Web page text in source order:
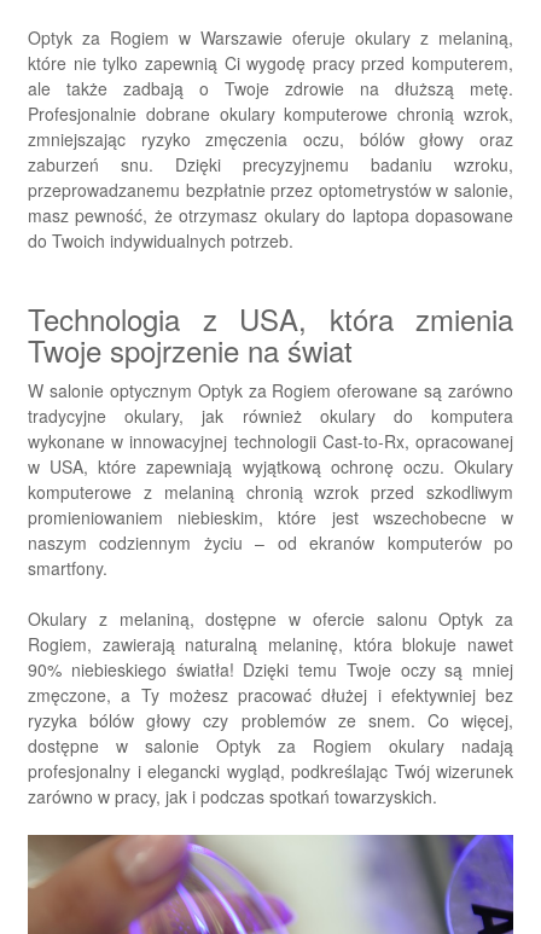
Optyk za Rogiem w Warszawie oferuje okulary z melaniną,
które nie tylko zapewnią Ci wygodę pracy przed komputerem,
ale także zadbają o Twoje zdrowie na dłuższą metę.
Profesjonalnie dobrane okulary komputerowe chronią wzrok,
zmniejszając ryzyko zmęczenia oczu, bólów głowy oraz
zaburzeń snu. Dzięki precyzyjnemu badaniu wzroku,
przeprowadzanemu bezpłatnie przez optometrystów w salonie,
masz pewność, że otrzymasz okulary do laptopa dopasowane
do Twoich indywidualnych potrzeb.
Technologia z USA, która zmienia
Twoje spojrzenie na świat
W salonie optycznym Optyk za Rogiem oferowane są zarówno
tradycyjne okulary, jak również okulary do komputera
wykonane w innowacyjnej technologii Cast-to-Rx, opracowanej
w USA, które zapewniają wyjątkową ochronę oczu. Okulary
komputerowe z melaniną chronią wzrok przed szkodliwym
promieniowaniem niebieskim, które jest wszechobecne w
naszym codziennym życiu – od ekranów komputerów po
smartfony.
Okulary z melaniną, dostępne w ofercie salonu Optyk za
Rogiem, zawierają naturalną melaninę, która blokuje nawet
90% niebieskiego światła! Dzięki temu Twoje oczy są mniej
zmęczone, a Ty możesz pracować dłużej i efektywniej bez
ryzyka bólów głowy czy problemów ze snem. Co więcej,
dostępne w salonie Optyk za Rogiem okulary nadają
profesjonalny i elegancki wygląd, podkreślając Twój wizerunek
zarówno w pracy, jak i podczas spotkań towarzyskich.